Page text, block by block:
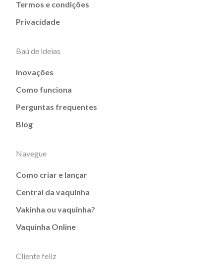
Termos e condições
Privacidade
Baú de ideias
Inovações
Como funciona
Perguntas frequentes
Blog
Navegue
Como criar e lançar
Central da vaquinha
Vakinha ou vaquinha?
Vaquinha Online
Cliente feliz